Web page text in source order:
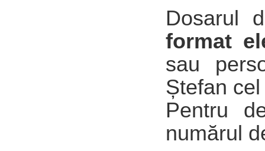
Dosarul
format
sau
Ștefan
Pentru
numărul